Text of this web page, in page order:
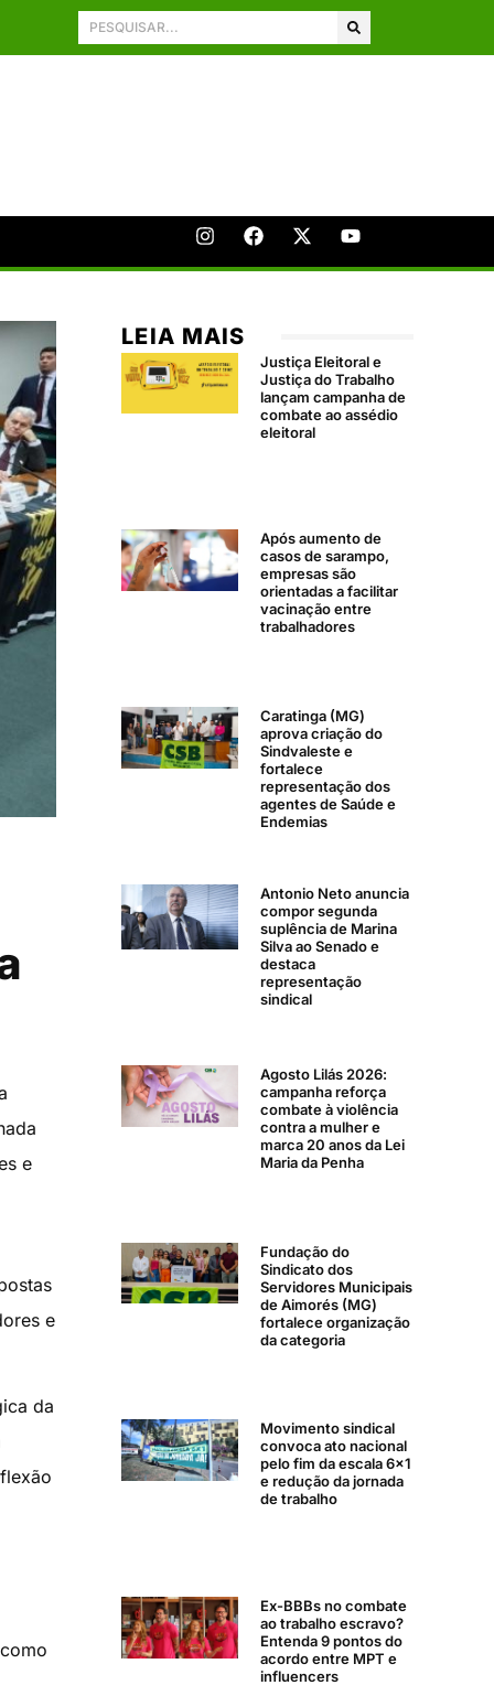
e
e
da
LEIA MAIS
Justiça Eleitoral e
Justiça do Trabalho
lançam campanha de
combate ao assédio
eleitoral
Após aumento de
casos de sarampo,
empresas são
orientadas a facilitar
vacinação entre
trabalhadores
Caratinga (MG)
aprova criação do
Sindvaleste e
fortalece
representação dos
agentes de Saúde e
Endemias
Antonio Neto anuncia
compor segunda
suplência de Marina
Silva ao Senado e
destaca
representação
sindical
Agosto Lilás 2026:
campanha reforça
combate à violência
contra a mulher e
marca 20 anos da Lei
Maria da Penha
Fundação do
Sindicato dos
Servidores Municipais
de Aimorés (MG)
fortalece organização
da categoria
Movimento sindical
convoca ato nacional
pelo fim da escala 6×1
e redução da jornada
de trabalho
Ex-BBBs no combate
ao trabalho escravo?
Entenda 9 pontos do
acordo entre MPT e
influencers